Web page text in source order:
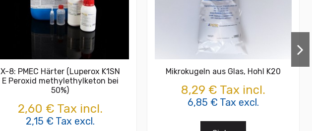
X-8: PMEC Härter (Luperox K1SN
E Peroxid methylethylketon bei
50%)
2,60 € Tax incl.
2,15 € Tax excl.
Mikrokugeln aus Glas, Hohl K20
8,29 € Tax incl.
6,85 € Tax excl.